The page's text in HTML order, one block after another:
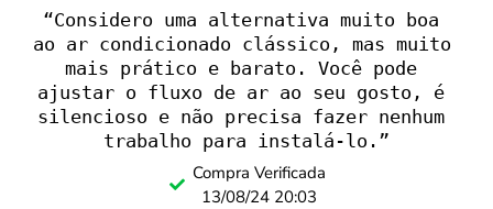
“Considero uma alternativa muito boa
ao ar condicionado clássico, mas muito
mais prático e barato. Você pode
ajustar o fluxo de ar ao seu gosto, é
silencioso e não precisa fazer nenhum
trabalho para instalá-lo.”
Compra Verificada
13/08/24 20:03